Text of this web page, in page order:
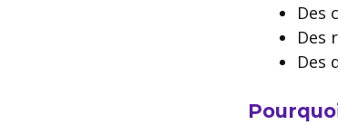
Des
Des
Des